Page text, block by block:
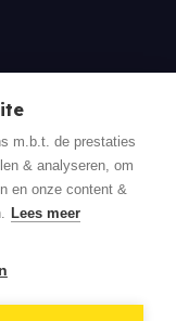
m.b.t. de prestaties
& analyseren, om
en onze content &
Lees meer